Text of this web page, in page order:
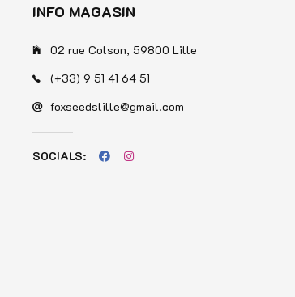
INFO MAGASIN
02 rue Colson, 59800 Lille
(+33) 9 51 41 64 51
foxseedslille@gmail.com
SOCIALS: